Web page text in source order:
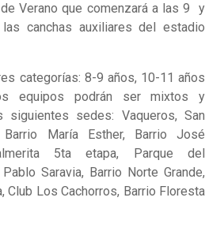
Verano que comenzará a las 9 y
canchas auxiliares del estadio
categorías: 8-9 años, 10-11 años
equipos podrán ser mixtos y
siguientes sedes: Vaqueros, San
Barrio María Esther, Barrio José
5ta etapa, Parque del
Saravia, Barrio Norte Grande,
Club Los Cachorros, Barrio Floresta